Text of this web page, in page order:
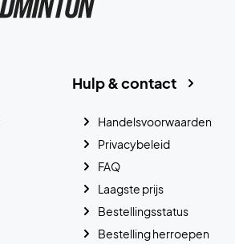
Hulp & contact
Handelsvoorwaarden
Privacybeleid
FAQ
Laagste prijs
Bestellingsstatus
Bestelling herroepen